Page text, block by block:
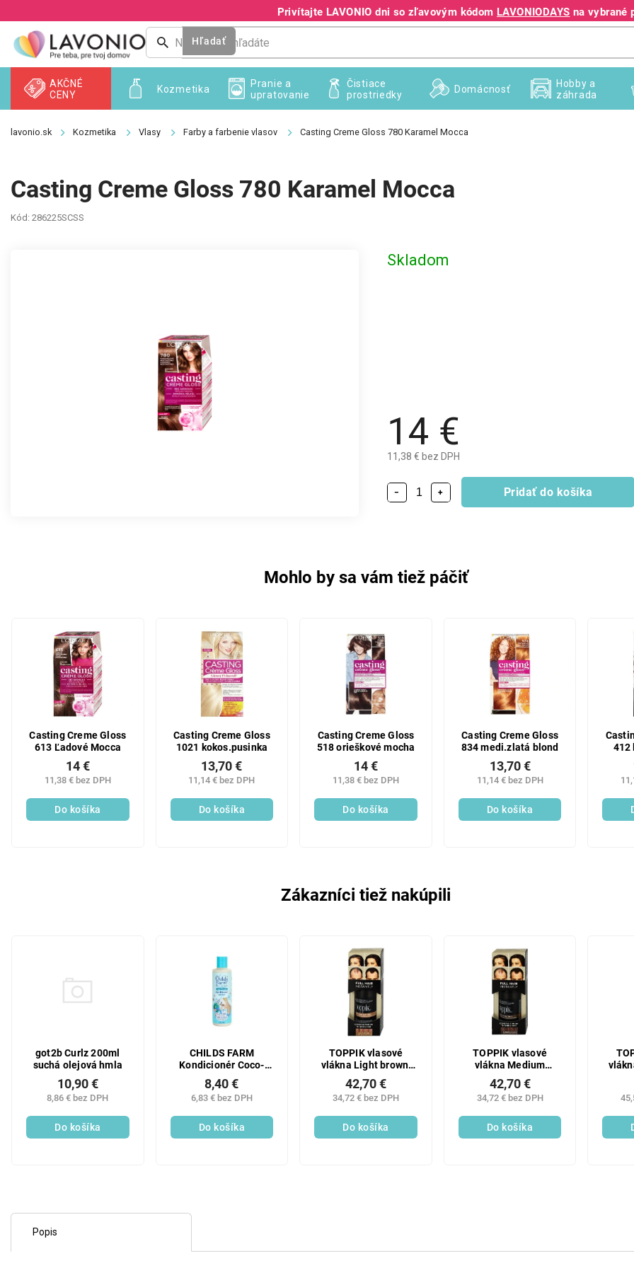
na
obsah
Privítajte LAVONIO dni so zľavovým kódom LAVONIODAYS na vybrané
+421 940 995 209
Hľadať
Kozmetika
AKČNÉ
CENY
Pranie a
upratovanie
Čistiace
prostriedky
Domácnosť
Hobby a
záhrada
Kozmetika Vlasy Farby a farbenie vlasov Casting Creme Gloss 780 Karamel Mocca
Casting Creme Gloss 780 Karamel Mocca
Kód: 286225SCSS
14 €
11,38 € bez DPH
Skladom
+
− Pridať do košíka
Mohlo by sa vám tiež páčiť
Casting Creme Gloss
613 Ľadové Mocca
11,38 € bez DPH
14 €
Do košíka
Casting Creme Gloss
1021 kokos.pusinka
11,14 € bez DPH
13,70 €
Do košíka
Casting Creme Gloss
518 orieškové mocha
11,38 € bez DPH
14 €
Do košíka
Casting Creme Gloss
834 medi.zlatá blond
11,14 € bez DPH
13,70 €
Do košíka
412
Zákazníci tiež nakúpili
got2b Curlz 200ml
suchá olejová hmla
8,86 € bez DPH
10,90 €
Do košíka
CHILDS FARM
Kondicionér Coco-
Nourish pre kučeravé
vlasy, 250 ml
6,83 € bez DPH
8,40 €
Do košíka
TOPPIK vlasové
vlákna Light brown,
12g
34,72 € bez DPH
42,70 €
Do košíka
TOPPIK vlasové
vlákna Medium
brown, 12g
34,72 € bez DPH
42,70 €
Do košíka
Popis